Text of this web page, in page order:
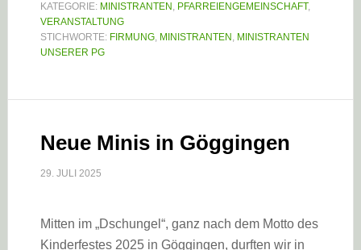
KATEGORIE: MINISTRANTEN , PFARREIENGEMEINSCHAFT,
VERANSTALTUNG
STICHWORTE: FIRMUNG, MINISTRANTEN , MINISTRANTEN
UNSERER PG
Neue Minis in Göggingen
29. JULI 2025
Mitten im „Dschungel“, ganz nach dem Motto des
Kinderfestes 2025 in Göggingen, durften wir in